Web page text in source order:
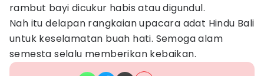
rambut bayi dicukur habis atau digundul.
Nah itu delapan rangkaian upacara adat Hindu Bali
untuk keselamatan buah hati. Semoga alam
semesta selalu memberikan kebaikan.